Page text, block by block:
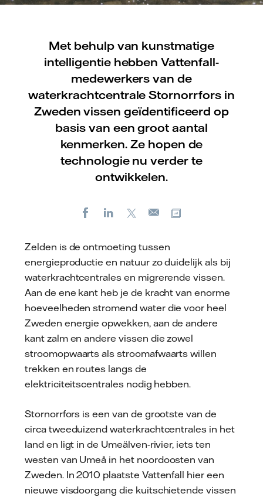
Met behulp van kunstmatige
intelligentie hebben Vattenfall-
medewerkers van de
waterkrachtcentrale Stornorrfors in
Zweden vissen geïdentificeerd op
basis van een groot aantal
kenmerken. Ze hopen de
technologie nu verder te
ontwikkelen.
FacebookLinkedIn
E-
Zelden is de ontmoeting tussen
energieproductie en natuur zo duidelijk als bij
waterkrachtcentrales en migrerende vissen.
Aan de ene kant heb je de kracht van enorme
hoeveelheden stromend water die voor heel
Zweden energie opwekken, aan de andere
kant zalm en andere vissen die zowel
stroomopwaarts als stroomafwaarts willen
trekken en routes langs de
elektriciteitscentrales nodig hebben.
Stornorrfors is een van de grootste van de
circa tweeduizend waterkrachtcentrales in het
land en ligt in de Umeälven-rivier, iets ten
westen van Umeå in het noordoosten van
Zweden. In 2010 plaatste Vattenfall hier een
nieuwe visdoorgang die kuitschietende vissen